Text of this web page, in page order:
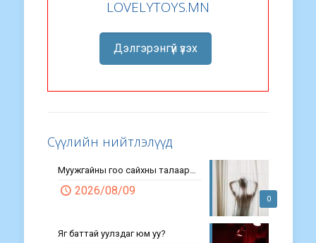
LOVELYTOYS.MN
Дэлгэрэнгүй үзэх
Сүүлийн нийтлэлүүд
0
Муужгайны гоо сайхны талаар…
2026/08/09
Яг баттай уулздаг юм уу?